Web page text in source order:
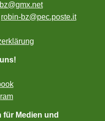
robin-bz@pec.poste.it
für Medien und